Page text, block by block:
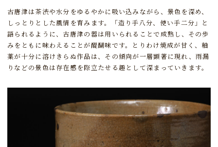
古唐津は茶渋や水分をゆるやかに吸い込みながら、景色を深め、
しっとりとした風情を育みます。
「造り手八分、使い手二分」と
語られるように、 古唐津の器は用いられることで成熟し、その歩
みをともに味わえることが醍醐味です。
とりわけ焼成が甘く、釉
薬が十分に溶けきらぬ作品は、その傾向が一層顕著に現れ、雨漏
りなどの景色は存在感を際立たせる趣として深まっていきます。